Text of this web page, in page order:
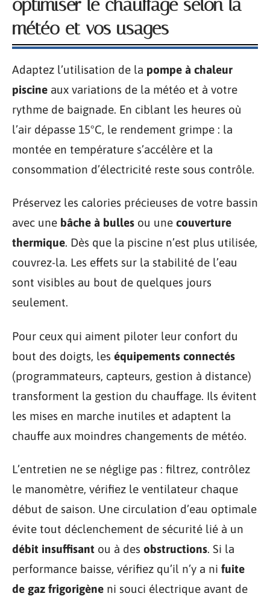
optimiser le chauffage selon la
météo et vos usages
Adaptez l’utilisation de la pompe à chaleur
piscine aux variations de la météo et à votre
rythme de baignade. En ciblant les heures où
l’air dépasse 15°C, le rendement grimpe : la
montée en température s’accélère et la
consommation d’électricité reste sous contrôle.
Préservez les calories précieuses de votre bassin
avec une bâche à bulles ou une couverture
thermique. Dès que la piscine n’est plus utilisée,
couvrez-la. Les effets sur la stabilité de l’eau
sont visibles au bout de quelques jours
seulement.
Pour ceux qui aiment piloter leur confort du
bout des doigts, les équipements connectés
(programmateurs, capteurs, gestion à distance)
transforment la gestion du chauffage. Ils évitent
les mises en marche inutiles et adaptent la
chauffe aux moindres changements de météo.
L’entretien ne se néglige pas : filtrez, contrôlez
le manomètre, vérifiez le ventilateur chaque
début de saison. Une circulation d’eau optimale
évite tout déclenchement de sécurité lié à un
débit insuffisant ou à des obstructions. Si la
performance baisse, vérifiez qu’il n’y a ni fuite
de gaz frigorigène ni souci électrique avant de